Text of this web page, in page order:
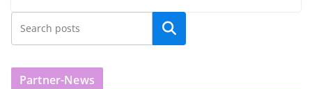
Partner-News